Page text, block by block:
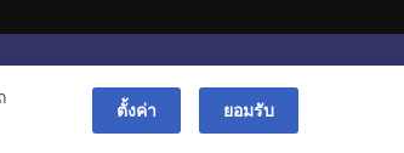
© สงวนลิขสิทธิ์ 2556-2564
ตั้งค่า ยอมรับ